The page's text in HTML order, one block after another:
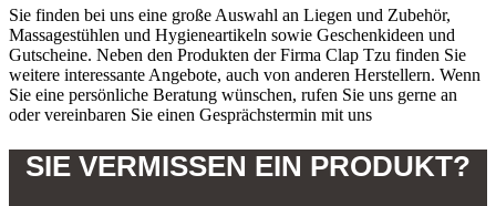
Sie finden bei uns eine große Auswahl an Liegen und Zubehör,
Massagestühlen und Hygieneartikeln sowie Geschenkideen und
Gutscheine. Neben den Produkten der Firma Clap Tzu finden Sie
weitere interessante Angebote, auch von anderen Herstellern. Wenn
Sie eine persönliche Beratung wünschen, rufen Sie uns gerne an
oder vereinbaren Sie einen Gesprächstermin mit uns
SIE VERMISSEN EIN PRODUKT?